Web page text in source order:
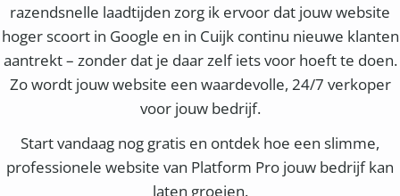
razendsnelle laadtijden zorg ik ervoor dat jouw website
hoger scoort in Google en in Cuijk continu nieuwe klanten
aantrekt – zonder dat je daar zelf iets voor hoeft te doen.
Zo wordt jouw website een waardevolle, 24/7 verkoper
voor jouw bedrijf.
Start vandaag nog gratis en ontdek hoe een slimme,
professionele website van Platform Pro jouw bedrijf kan
laten groeien.